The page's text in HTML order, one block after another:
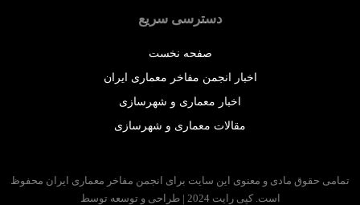
دسترسی سریع
صفحه نخست
اخبار انجمن مفاخر معماری ایران
اخبار معماری و شهرسازی
مقالات معماری و شهرسازی
حقوق مادی و معنوی این سایت برای انجمن مفاخر معماری ایران محفوظ
است. کپی رایت 2024 | طراحی و توسعه توسط